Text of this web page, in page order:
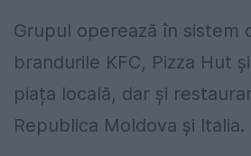
Grupul operează în sistem
brandurile KFC, Pizza Hut
piața locală, dar și
Republica Moldova și Italia.